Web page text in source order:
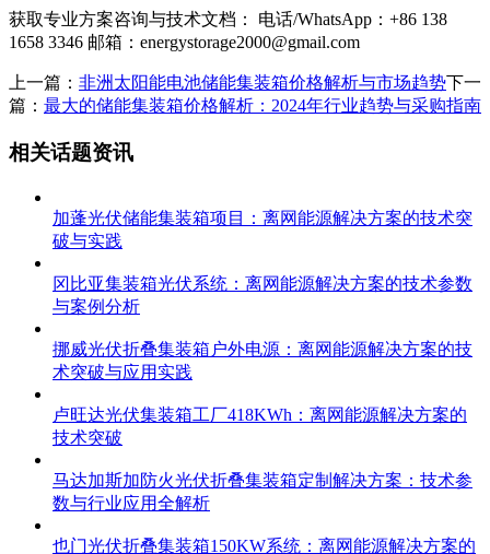
获取专业方案咨询与技术文档： 电话/WhatsApp：+86 138
1658 3346 邮箱： energystorage2000@gmail.com
上一篇： 非洲太阳能电池储能集装箱价格解析与市场趋势下一
篇： 最大的储能集装箱价格解析：2024年行业趋势与采购指南
相关话题资讯
加蓬光伏储能集装箱项目：离网能源解决方案的技术突
破与实践
冈比亚集装箱光伏系统：离网能源解决方案的技术参数
与案例分析
挪威光伏折叠集装箱户外电源：离网能源解决方案的技
术突破与应用实践
卢旺达光伏集装箱工厂418KWh：离网能源解决方案的
技术突破
马达加斯加防火光伏折叠集装箱定制解决方案：技术参